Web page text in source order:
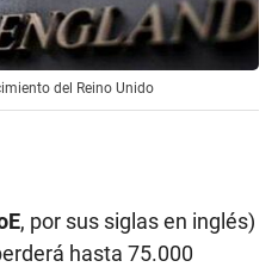
del Reino Unido
, por sus siglas en inglés)
hasta 75.000